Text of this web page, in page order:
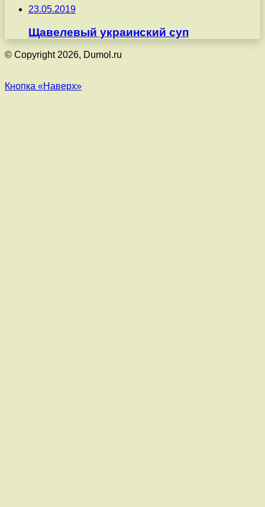
23.05.2019
Щавелевый украинский суп
© Copyright 2026, Dumol.ru
Кнопка «Наверх»